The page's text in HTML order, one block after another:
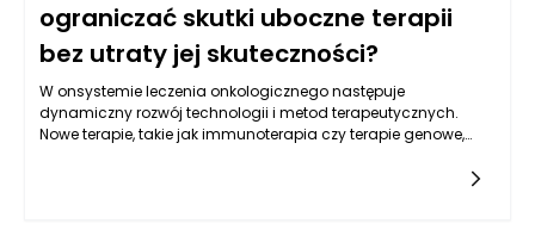
ograniczać skutki uboczne terapii
bez utraty jej skuteczności?
W onsystemie leczenia onkologicznego następuje
dynamiczny rozwój technologii i metod terapeutycznych.
Nowe terapie, takie jak immunoterapia czy terapie genowe,
mogą przyczynić się do ograniczenia skutków ubocznych. Te